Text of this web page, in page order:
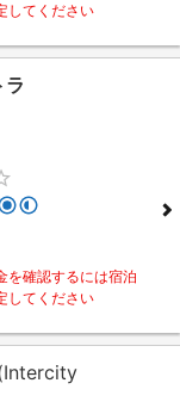
してください
を確認するには宿泊
してください